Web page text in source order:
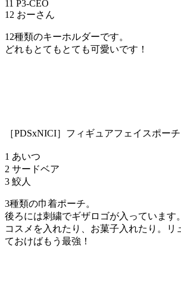
11 P3-CEO
12 おーさん
12種類のキーホルダーです。
どれもとてもとても可愛いです！
［PDSxNICI］フィギュアフェイスポーチ
1 あいつ
2 サードベア
3 鮫人
3種類の巾着ポーチ。
後ろには刺繍でギザロゴが入っています。
コスメを入れたり、お菓子入れたり。リ
ておけばもう最強！